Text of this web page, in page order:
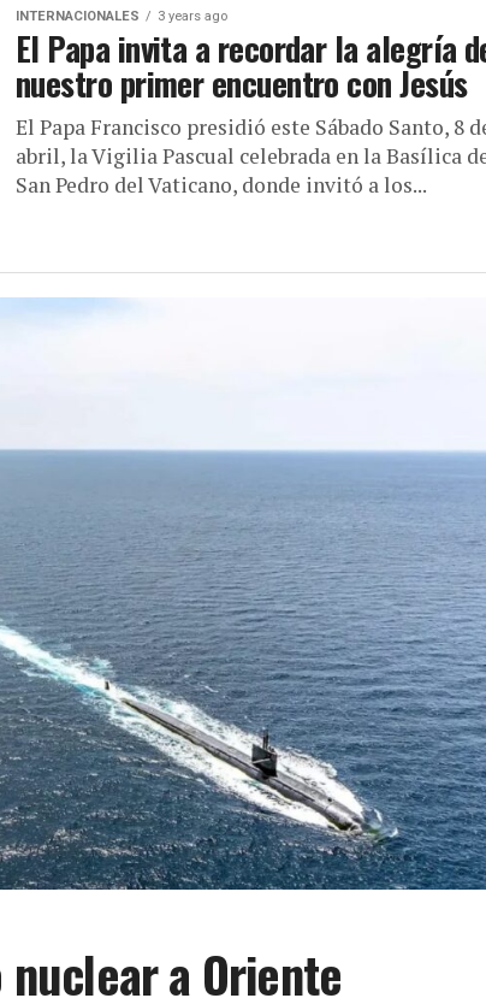
INTERNACIONALES 3 years ago
El Papa invita a recordar la alegría
nuestro primer encuentro con Jesús
El Papa Francisco presidió este Sábado Santo, 8
abril, la Vigilia Pascual celebrada en la Basílica
San Pedro del Vaticano, donde invitó a los...
nuclear a Oriente